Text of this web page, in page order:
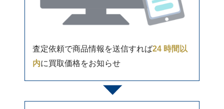
査定依頼で商品情報を送信すれば24 時間以
内に買取価格をお知らせ